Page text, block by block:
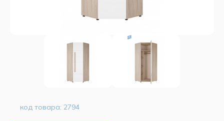
код товара: 2794